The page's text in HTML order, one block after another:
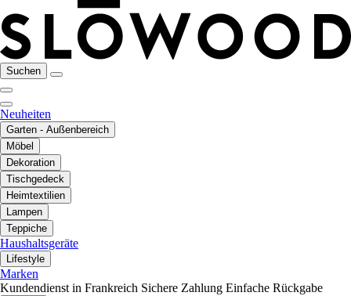
Suchen
Neuheiten
Garten - Außenbereich
Möbel
Dekoration
Tischgedeck
Heimtextilien
Lampen
Teppiche
Haushaltsgeräte
Lifestyle
Marken
Kundendienst in Frankreich Sichere Zahlung Einfache Rückgabe